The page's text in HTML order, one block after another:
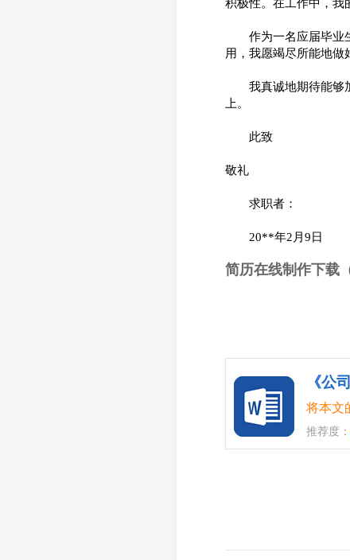
积极性。在工作中，我
作为一名应届毕业生
用，我愿竭尽所能地做
我真诚地期待能够加
上。
此致
敬礼
求职者：
20**年2月9日
简历在线制作下载
《公
将本文
推荐度：